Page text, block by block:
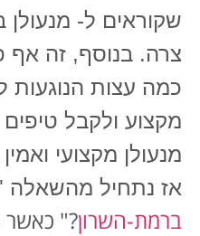
שקוראים ל- מנעולן
צרה. בנוסף, זה אף
כמה עצות הנוגעות
מקצוע ולקבל
מנעולן מקצועי
אז נתחיל מהשאלה
ברמת-השרון?" כאשר